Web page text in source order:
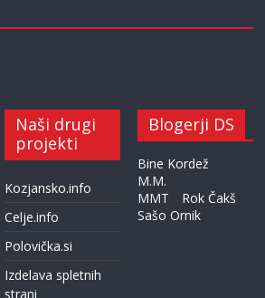
Naši drugi
projekti
Kozjansko.info
Celje.info
Polovička.si
Izdelava spletnih
strani
Blogerji DS
Bine Kordež
M.M.
MMT
Rok Čakš
Sašo Ornik